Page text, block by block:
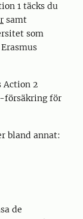
1 täcks du
samt
som
Action 2
försäkring för
bland annat:
de